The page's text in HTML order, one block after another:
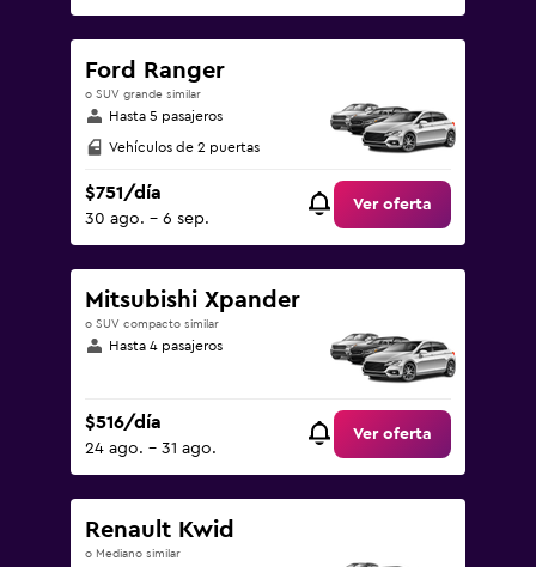
Ford Ranger
o SUV grande similar
Hasta 5 pasajeros
Vehículos de 2 puertas
$751/día
30 ago. - 6 sep.
Ver oferta
Mitsubishi Xpander
o SUV compacto similar
Hasta 4 pasajeros
$516/día
24 ago. - 31 ago.
Ver oferta
Renault Kwid
o Mediano similar